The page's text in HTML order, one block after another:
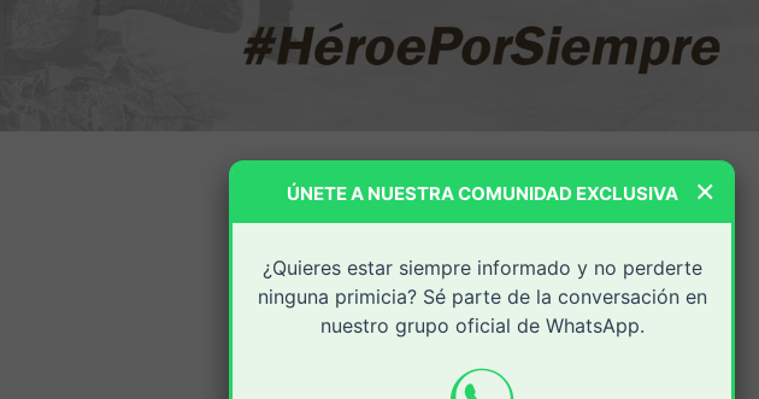
×
ÚNETE A NUESTRA COMUNIDAD EXCLUSIVA
¿Quieres estar siempre informado y no perderte
ninguna primicia? Sé parte de la conversación en
nuestro grupo oficial de WhatsApp.